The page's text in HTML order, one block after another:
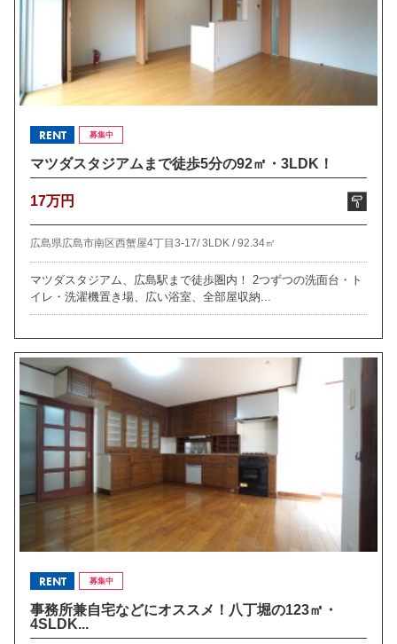
RENT 募集中
マツダスタジアムまで徒歩5分の92㎡・3LDK！
17万円
広島県広島市南区西蟹屋4丁目3-17/3LDK /92.34㎡
マツダスタジアム、広島駅まで徒歩圏内！ 2つずつの洗面台・ト
イレ・洗濯機置き場、広い浴室、全部屋収納...
RENT 募集中
事務所兼自宅などにオススメ！八丁堀の123㎡・
4SLDK...